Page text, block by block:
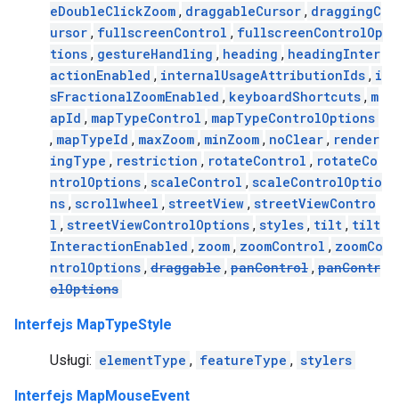
eDoubleClickZoom , draggableCursor , draggingC
ursor , fullscreenControl , fullscreenControlOp
tions , gestureHandling , heading , headingInter
actionEnabled , internalUsageAttributionIds , i
sFractionalZoomEnabled , keyboardShortcuts , m
apId , mapTypeControl , mapTypeControlOptions
, mapTypeId , maxZoom , minZoom , noClear , render
ingType , restriction , rotateControl , rotateCo
ntrolOptions , scaleControl , scaleControlOptio
ns , scrollwheel , streetView , streetViewContro
l , streetViewControlOptions , styles , tilt , tilt
InteractionEnabled , zoom , zoomControl , zoomCo
ntrolOptions , draggable , panControl , panContr
olOptions
Interfejs MapTypeStyle
Usługi: elementType , featureType , stylers
Interfejs MapMouseEvent